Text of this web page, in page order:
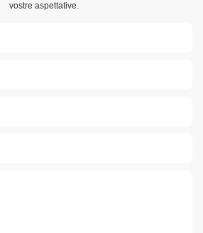
vostre aspettative.